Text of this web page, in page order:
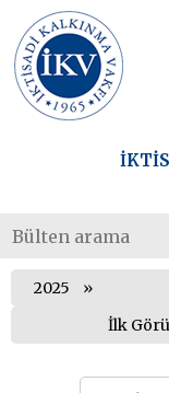
2025
İlk